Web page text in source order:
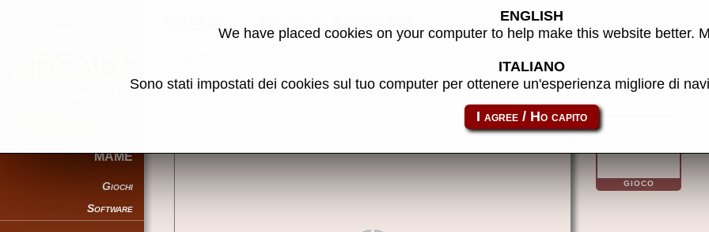
MAME
Giochi
Software
4132 - Gioco MAME
Condividi la pagina usando questo link: tek4132
GIOCO
ENGLISH
We have placed cookies on your computer to help make this website better.
ITALIANO
Sono stati impostati dei cookies sul tuo computer per ottenere un'esperienza migliore di